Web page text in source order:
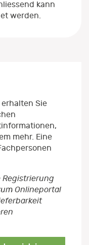
kann
werden.
Sie
mehr. Eine
Registrierung
Onlineportal